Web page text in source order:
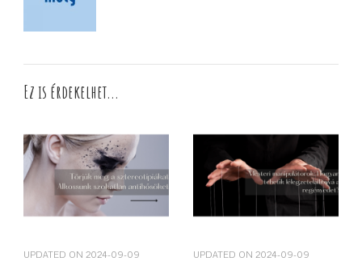
Ez is érdekelhet...
UPDATED ON 2024-09-09 UPDATED ON 2024-09-09